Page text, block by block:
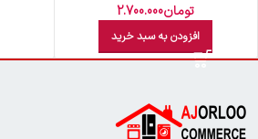
تومان2.700.000
افزودن به سبد خرید